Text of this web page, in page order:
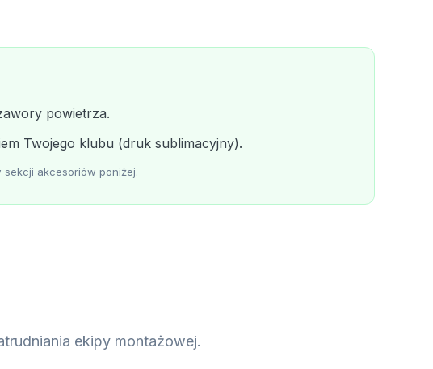
powietrza.
Twojego klubu (druk sublimacyjny).
akcesoriów poniżej.
ekipy montażowej.